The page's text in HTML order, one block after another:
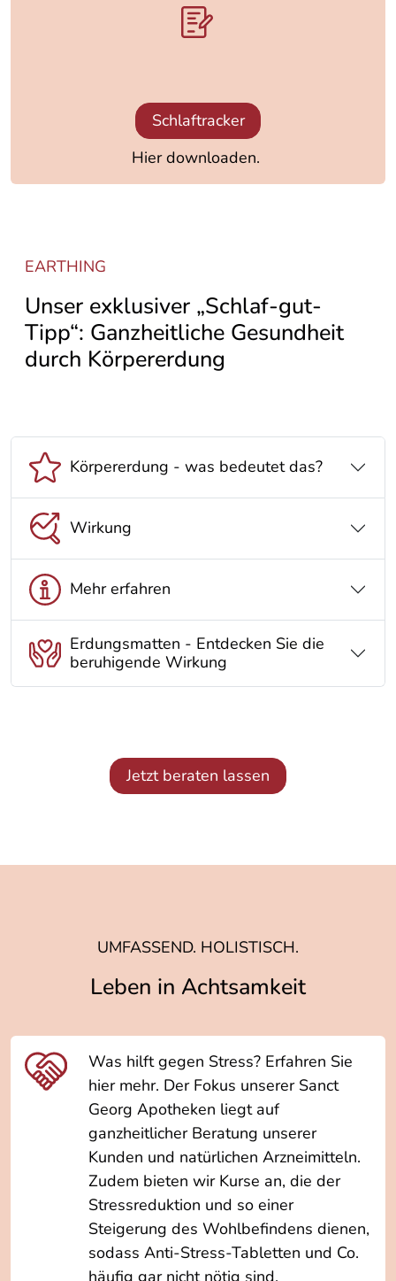
Schlaftracker
Hier downloaden.
EARTHING
Unser exklusiver „Schlaf-gut-
Tipp“: Ganzheitliche Gesundheit
durch Körpererdung
Körpererdung - was bedeutet das?
Wirkung
Mehr erfahren
Erdungsmatten - Entdecken Sie die
beruhigende Wirkung
Jetzt beraten lassen
UMFASSEND. HOLISTISCH.
Leben in Achtsamkeit
Was hilft gegen Stress? Erfahren Sie
hier mehr. Der Fokus unserer Sanct
Georg Apotheken liegt auf
ganzheitlicher Beratung unserer
Kunden und natürlichen Arzneimitteln.
Zudem bieten wir Kurse an, die der
Stressreduktion und so einer
Steigerung des Wohlbefindens dienen,
sodass Anti-Stress-Tabletten und Co.
häufig gar nicht nötig sind.